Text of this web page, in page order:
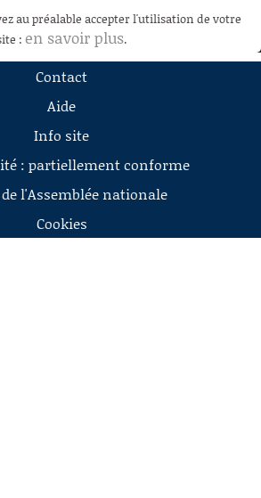
au préalable accepter l'utilisation de votre
: en savoir plus.
Contact
Aide
Info site
: partiellement conforme
l'Assemblée nationale
Cookies